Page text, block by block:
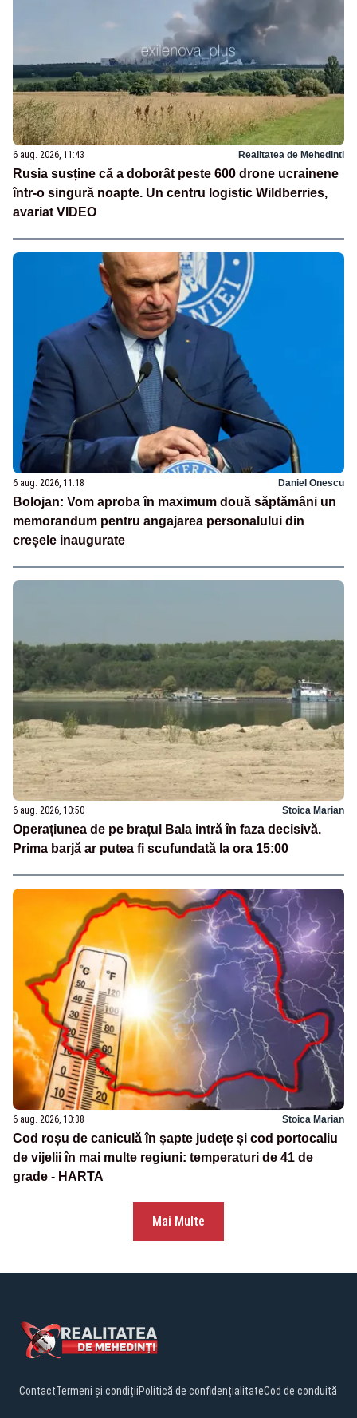
6 aug. 2026, 11:43 Realitatea de Mehedinti
Rusia susține că a doborât peste 600 drone ucrainene
într-o singură noapte. Un centru logistic Wildberries,
avariat VIDEO
6 aug. 2026, 11:18 Daniel Onescu
Bolojan: Vom aproba în maximum două săptămâni un
memorandum pentru angajarea personalului din
creșele inaugurate
6 aug. 2026, 10:50 Stoica Marian
Operațiunea de pe brațul Bala intră în faza decisivă.
Prima barjă ar putea fi scufundată la ora 15:00
6 aug. 2026, 10:38 Stoica Marian
Cod roșu de caniculă în șapte județe și cod portocaliu
de vijelii în mai multe regiuni: temperaturi de 41 de
grade - HARTA
Mai Multe
ContactTermeni și condițiiPolitică de confidențialitateCod de conduită